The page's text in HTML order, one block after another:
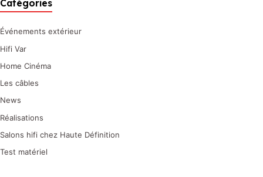
Catégories
Événements extérieur
Hifi Var
Home Cinéma
Les câbles
News
Réalisations
Salons hifi chez Haute Définition
Test matériel